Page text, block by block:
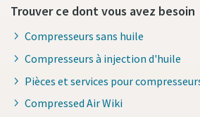
10 étapes pour une production
responsable et plus efficace
Réduction des émissions de carbone
Trouver ce dont vous avez besoin
Compresseurs sans huile
Compresseurs à injection d'huile
Pièces et services pour
Compressed Air Wiki